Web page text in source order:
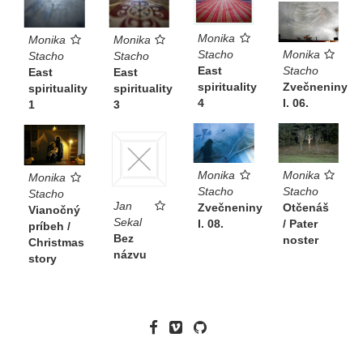
Monika
Stacho
East
spirituality
4
Monika
Stacho
East
spirituality
1
Monika
Stacho
East
spirituality
3
Monika
Stacho
Zvečneniny
I. 06.
Monika
Stacho
Zvečneniny
I. 08.
Monika
Stacho
Otčenáš
/ Pater
noster
Monika
Stacho
Vianočný
príbeh /
Christmas
story
Jan
Sekal
Bez
názvu